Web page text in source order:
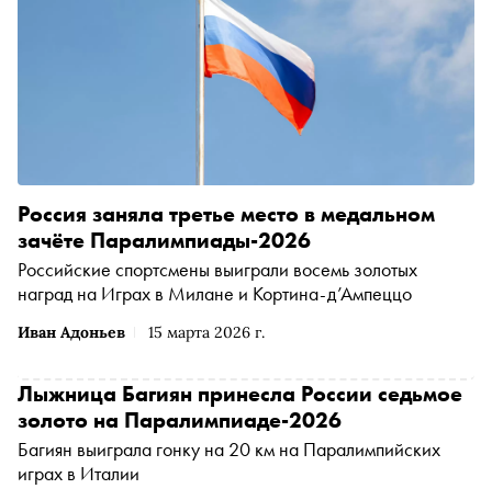
Иван Адоньев 15 марта 2026 г.
Россия заняла третье место в медальном
зачёте Паралимпиады-2026
Российские спортсмены выиграли восемь золотых
наград на Играх в Милане и Кортина-д’Ампеццо
Лыжница Багиян принесла России седьмое
золото на Паралимпиаде-2026
Багиян выиграла гонку на 20 км на Паралимпийских
играх в Италии